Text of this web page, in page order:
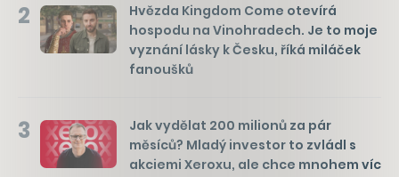
2
Hvězda Kingdom Come otevírá
hospodu na Vinohradech. Je to moje
vyznání lásky k Česku, říká miláček
fanoušků
3
Jak vydělat 200 milionů za pár
měsíců? Mladý investor to zvládl s
akciemi Xeroxu, ale chce mnohem víc